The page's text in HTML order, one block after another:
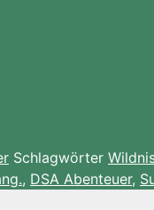
Schlagwörter
, DSA Abenteuer,